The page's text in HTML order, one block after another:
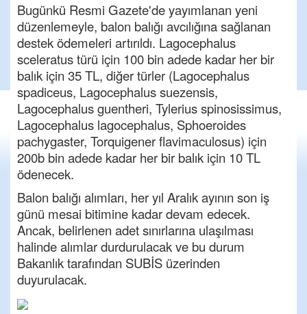
Bugünkü Resmi Gazete'de yayımlanan yeni
düzenlemeyle, balon balığı avcılığına sağlanan
destek ödemeleri artırıldı. Lagocephalus
sceleratus türü için 100 bin adede kadar her bir
balık için 35 TL, diğer türler (Lagocephalus
spadiceus, Lagocephalus suezensis,
Lagocephalus guentheri, Tylerius spinosissimus,
Lagocephalus lagocephalus, Sphoeroides
pachygaster, Torquigener flavimaculosus) için
200b bin adede kadar her bir balık için 10 TL
ödenecek.
Balon balığı alımları, her yıl Aralık ayının son iş
günü mesai bitimine kadar devam edecek.
Ancak, belirlenen adet sınırlarına ulaşılması
halinde alımlar durdurulacak ve bu durum
Bakanlık tarafından SUBİS üzerinden
duyurulacak.